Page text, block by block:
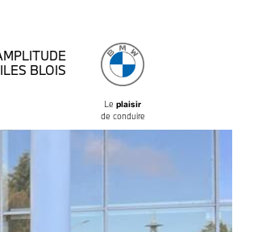
BLOIS
Le plaisir
de conduire